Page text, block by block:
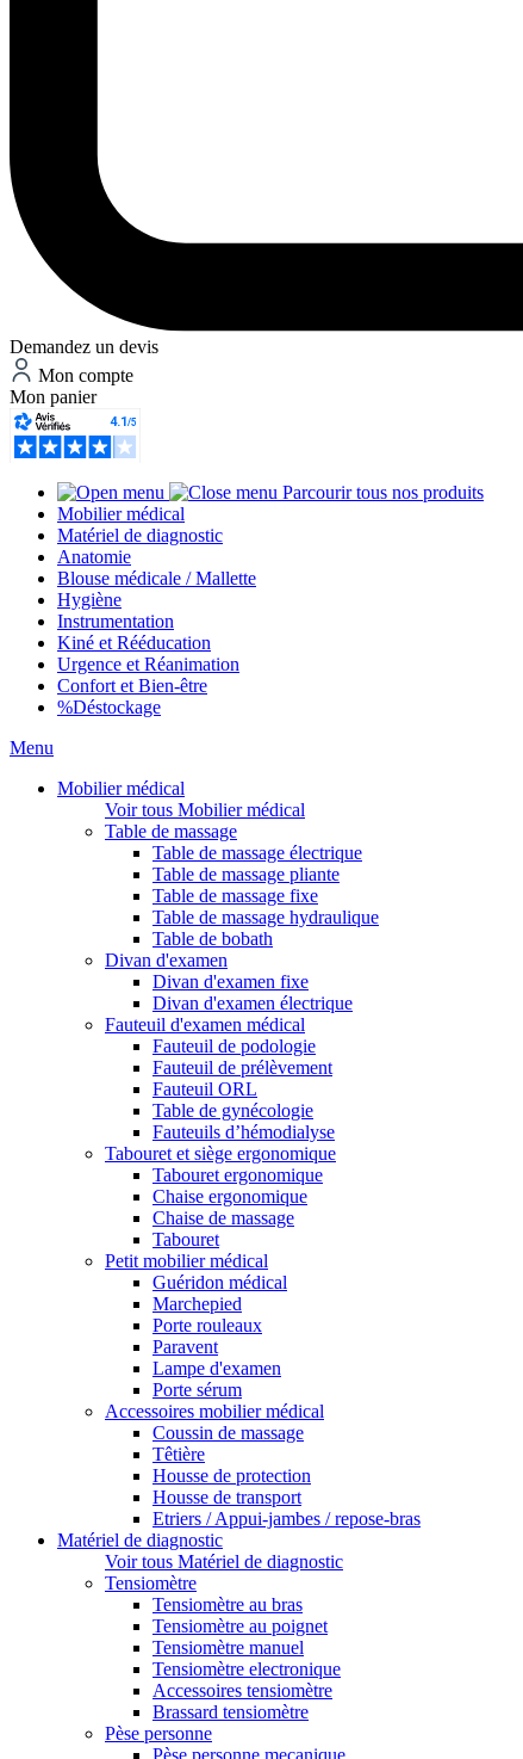
Demandez un devis
Mon compte
Mon panier
Parcourir tous nos produits
Mobilier médical
Matériel de diagnostic
Anatomie
Blouse médicale / Mallette
Hygiène
Instrumentation
Kiné et Rééducation
Urgence et Réanimation
Confort et Bien-être
%Déstockage
Menu
Mobilier médical
Voir tous Mobilier médical
Table de massage
Table de massage électrique
Table de massage pliante
Table de massage fixe
Table de massage hydraulique
Table de bobath
Divan d'examen
Divan d'examen fixe
Divan d'examen électrique
Fauteuil d'examen médical
Fauteuil de podologie
Fauteuil de prélèvement
Fauteuil ORL
Table de gynécologie
Fauteuils d’hémodialyse
Tabouret et siège ergonomique
Tabouret ergonomique
Chaise ergonomique
Chaise de massage
Tabouret
Petit mobilier médical
Guéridon médical
Marchepied
Porte rouleaux
Paravent
Lampe d'examen
Porte sérum
Accessoires mobilier médical
Coussin de massage
Têtière
Housse de protection
Housse de transport
Etriers / Appui-jambes / repose-bras
Matériel de diagnostic
Voir tous Matériel de diagnostic
Tensiomètre
Tensiomètre au bras
Tensiomètre au poignet
Tensiomètre manuel
Tensiomètre electronique
Accessoires tensiomètre
Brassard tensiomètre
Pèse personne
Pèse personne mecanique